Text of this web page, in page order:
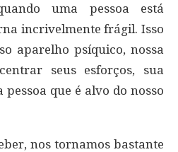
uma pessoa está
incrivelmente frágil. Isso
aparelho psíquico, nossa
seus esforços, sua
que é alvo do nosso
nos tornamos bastante